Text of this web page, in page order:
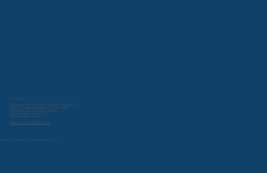
© 2024 por Sociedad Mexicana de Cirugía Neurológica A.C.
Contacto:
Sociedad Mexicana de Cirugía Neurológica A.C.
Miami 47, Nápoles, Benito Juárez, 03810
Ciudad de México, CDMX, Mexico
contacto@smcn.org.mx
+52 (55) 5543 0013
Política de Privacidad Online